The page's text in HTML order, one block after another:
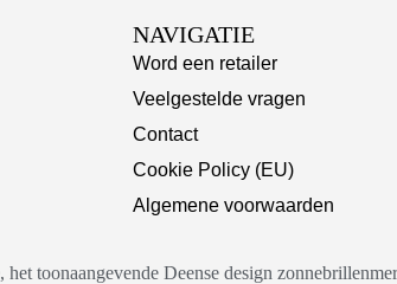
NAVIGATIE
Word een retailer
Veelgestelde vragen
Contact
Cookie Policy (EU)
Algemene voorwaarden
toonaangevende Deense design